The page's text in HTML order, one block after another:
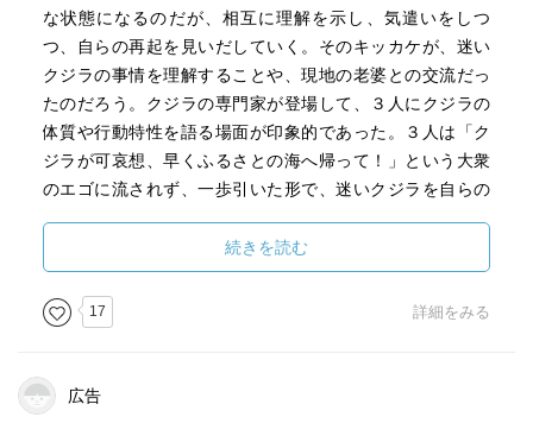
な状態になるのだが、相互に理解を示し、気遣いをしつ
つ、自らの再起を見いだしていく。そのキッカケが、迷い
クジラの事情を理解することや、現地の老婆との交流だっ
たのだろう。クジラの専門家が登場して、３人にクジラの
体質や行動特性を語る場面が印象的であった。３人は「ク
ジラが可哀想、早くふるさとの海へ帰って！」という大衆
のエゴに流されず、一歩引いた形で、迷いクジラを自らの
続きを読む
17 詳細をみる
広告